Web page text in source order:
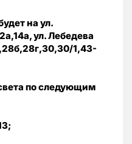
на ул.
ул. Лебедева
1,43-
по следующим